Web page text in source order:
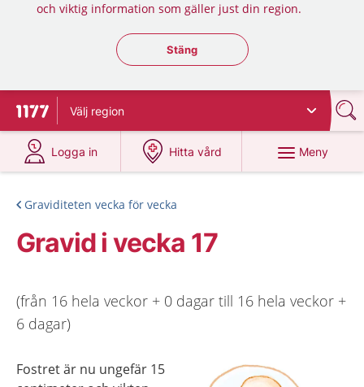
och viktig information som gäller just din region.
Stäng regionsväljaren
Stäng
Till startsidan för 1177
Välj region
Logga in
på 1177.se
Hitta vård
på 1177.se
Meny
Graviditeten vecka för vecka
Gravid i vecka 17
(från 16 hela veckor + 0 dagar till 16 hela veckor +
6 dagar)
Fostret är nu ungefär 15